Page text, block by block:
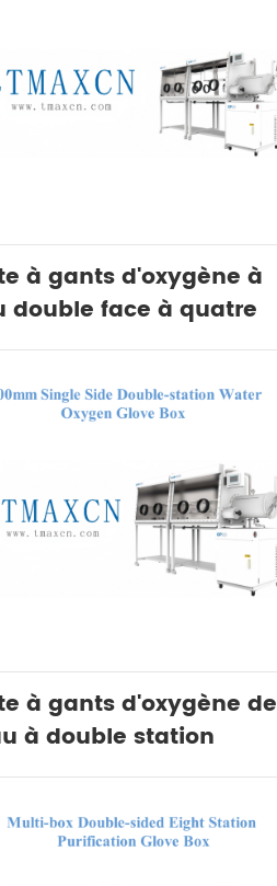
à gants d'oxygène à
double face à quatre
de 2400 mm
à gants d'oxygène de
à double station
simple de 2400